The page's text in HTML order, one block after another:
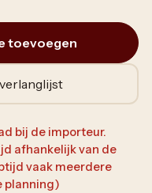
toevoegen
bij de importeur.
afhankelijk van de
vaak meerdere
planning)